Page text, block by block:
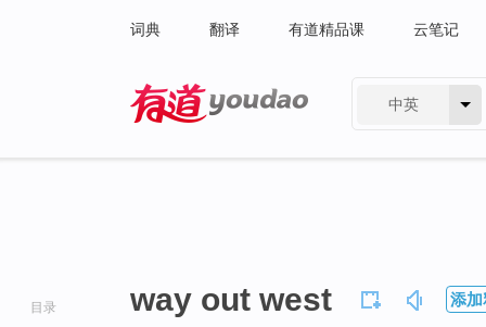
词典 翻译 有道精品课 云笔记
中英
目录 way out west 添加